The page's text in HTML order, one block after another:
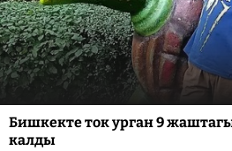
Бишкекте ток урган 9
калды